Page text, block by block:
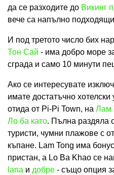
да се разходите до Викинг
вече са напълно
И под третото число бих
Тон Сай - има добро море
сграда и само 10 минути
Ако се интересувате
имате достатъчно хотелски
отида от Pi-Pi Town, на Лам
Ло ба като. Пълна раздяла
туристи, чумни плажове с
къпане. Lam Tong има
пристан, а Lo Ba Khao се
lana и добре - също опция